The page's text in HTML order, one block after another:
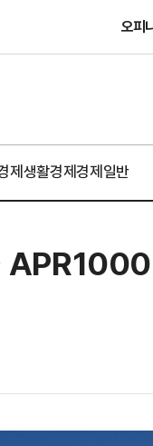
오피
제생활경제경제일반